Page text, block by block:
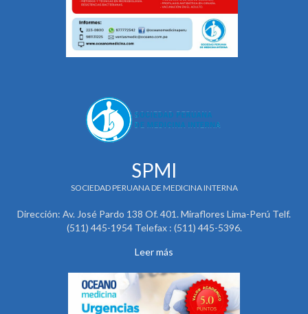
SPMI
SOCIEDAD PERUANA DE MEDICINA INTERNA
Dirección: Av. José Pardo 138 Of. 401. Miraflores Lima-Perú Telf.
(511) 445-1954 Telefax : (511) 445-5396.
Leer más